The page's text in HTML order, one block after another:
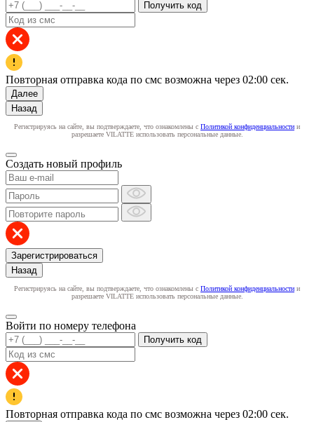
Получить код
Повторная отправка кода по смс возможна через 02:00 сек.
Далее
Назад
Регистрируясь на сайте, вы подтверждаете, что ознакомлены с Политикой конфиденциальности и
разрешаете VILATTE использовать персональные данные.
Создать новый профиль
Зарегистрироваться
Назад
Регистрируясь на сайте, вы подтверждаете, что ознакомлены с Политикой конфиденциальности и
разрешаете VILATTE использовать персональные данные.
Войти по номеру телефона
Получить код
Повторная отправка кода по смс возможна через 02:00 сек.